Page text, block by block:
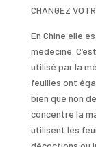
CHANGEZ
En Chine elle
médecine.
utilisé par la
feuilles ont
bien que non
concentre la
utilisent les